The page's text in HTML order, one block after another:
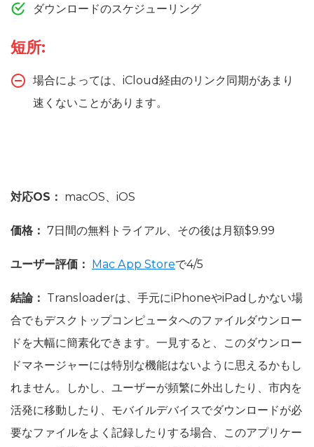
ダウンロードのスケジューリング
短所:
場合によっては、iCloud経由のリンク同期があまり
速くないことがあります。
対応OS： macOS、iOS
価格： 7日間の無料トライアル、その後は月額$9.99
ユーザー評価： Mac App Storeで4/5
結論： Transloaderは、手元にiPhoneやiPadしかない場
合でもデスクトップコンピュータへのファイルダウンロー
ドを大幅に簡素化できます。一見すると、このダウンロー
ドマネージャーには特別な機能はないように思えるかもし
れません。しかし、ユーザーが頻繁に外出したり、市内を
活発に移動したり、モバイルデバイスでダウンロードが必
要なファイルをよく記録したりする場合、このアプリケー